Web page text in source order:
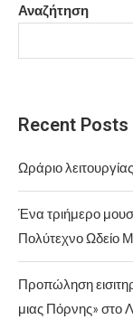
Αναζήτηση
Recent Posts
Ωράριο
Ένα τριήμερο
Πολύτεχνο Ωδείο
Προπώληση
μιας Πόρνης» στο